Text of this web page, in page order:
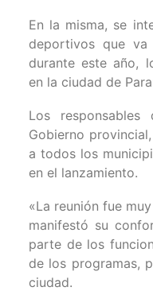
En la misma, se
deportivos que
durante este año,
en la ciudad de
Los
Gobierno
a todos los
en el lanzamiento.
«La reunión fue
manifestó su
parte de los
de los programas,
ciudad.